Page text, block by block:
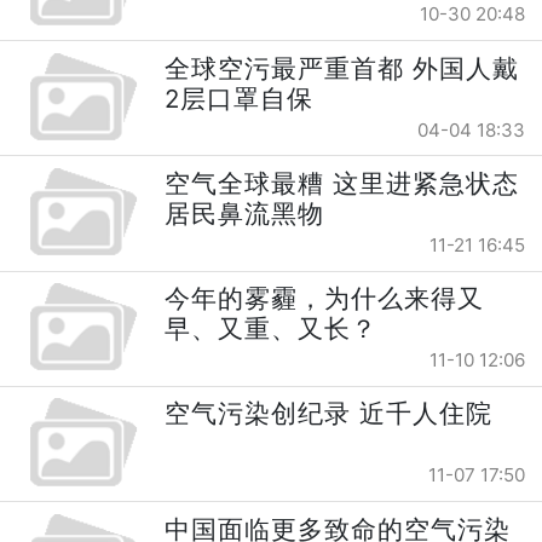
10-30 20:48
全球空污最严重首都 外国人戴
2层口罩自保
04-04 18:33
空气全球最糟 这里进紧急状态
居民鼻流黑物
11-21 16:45
今年的雾霾，为什么来得又
早、又重、又长？
11-10 12:06
空气污染创纪录 近千人住院
11-07 17:50
中国面临更多致命的空气污染